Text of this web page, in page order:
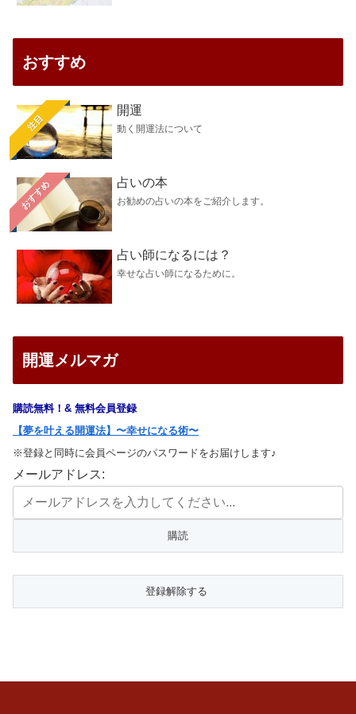
おすすめ
注目
開運
動く開運法について
おすすめ 占いの本
お勧めの占いの本をご紹介します。
占い師になるには？
幸せな占い師になるために。
開運メルマガ
購読無料！& 無料会員登録
【夢を叶える開運法】〜幸せになる術〜
※登録と同時に会員ページのパスワードをお届けします♪
メールアドレス: